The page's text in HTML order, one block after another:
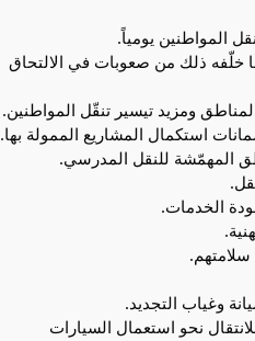
المواطنين يومياً.
خلّفه ذلك من صعوبات في الالتحاق
ومزيد تيسير تنقّل المواطنين.
استكمال المشاريع الممولة بها.
المهمّشة للنقل المدرسي.
الخدمات.
سلامتهم.
وغياب التجديد.
نحو استعمال السيارات